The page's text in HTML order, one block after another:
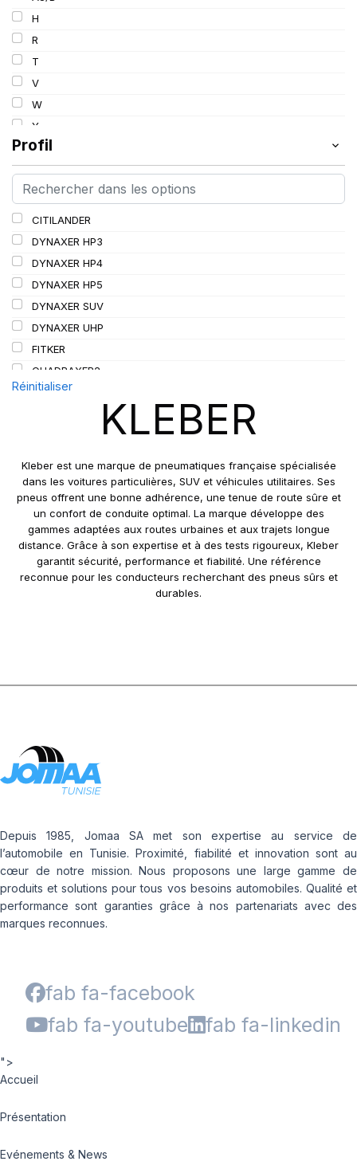
109/106
110/108
112A8/109B
114/111
115/113
116/113
116/114
127/127
144/141
H
R
T
V
W
Y
Profil
CITILANDER
DYNAXER HP3
DYNAXER HP4
DYNAXER HP5
DYNAXER SUV
DYNAXER UHP
FITKER
QUADRAXER2
SUP 8L
XL DYNAXER UHP
Réinitialiser
KLEBER
Kleber est une marque de pneumatiques française spécialisée
dans les voitures particulières, SUV et véhicules utilitaires. Ses
pneus offrent une bonne adhérence, une tenue de route sûre et
un confort de conduite optimal. La marque développe des
gammes adaptées aux routes urbaines et aux trajets longue
distance. Grâce à son expertise et à des tests rigoureux, Kleber
garantit sécurité, performance et fiabilité. Une référence
reconnue pour les conducteurs recherchant des pneus sûrs et
durables.
Depuis 1985, Jomaa SA met son expertise au service de
l’automobile en Tunisie. Proximité, fiabilité et innovation sont au
cœur de notre mission. Nous proposons une large gamme de
produits et solutions pour tous vos besoins automobiles. Qualité et
performance sont garanties grâce à nos partenariats avec des
marques reconnues.
fab fa-facebook
fab fa-youtube
fab fa-linkedin
">
Accueil
Présentation
Evénements & News